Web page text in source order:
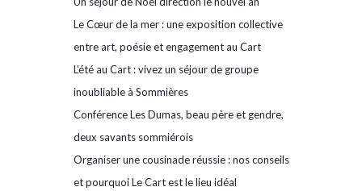
Le Cœur de la mer : une exposition collective
entre art, poésie et engagement au Cart
L’été au Cart : vivez un séjour de groupe
inoubliable à Sommières
Conférence Les Dumas, beau père et gendre,
deux savants sommiérois
Organiser une cousinade réussie : nos conseils
et pourquoi Le Cart est le lieu idéal